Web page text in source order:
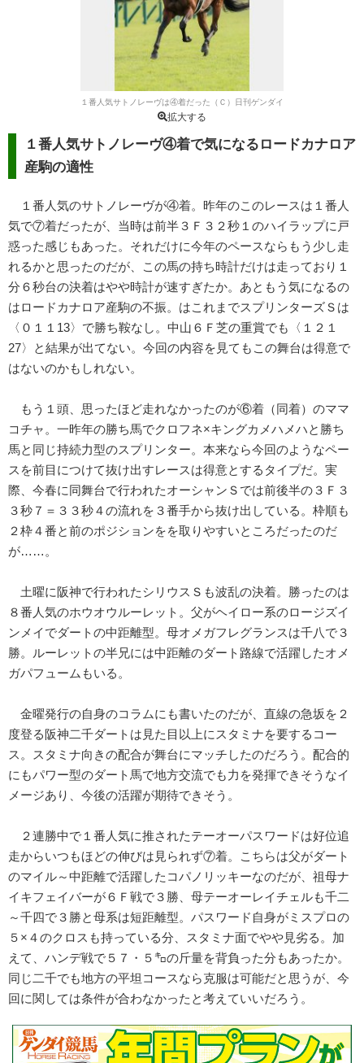
１番人気サトノレーヴは④着だった（Ｃ）日刊ゲンダイ
拡大する
１番人気サトノレーヴ④着で気になるロードカナロア
産駒の適性
１番人気のサトノレーヴが④着。昨年のこのレースは１番人
気で⑦着だったが、当時は前半３Ｆ３２秒１のハイラップに戸
惑った感じもあった。それだけに今年のペースならもう少し走
れるかと思ったのだが、この馬の持ち時計だけは走っており１
分６秒台の決着はやや時計が速すぎたか。あともう気になるの
はロードカナロア産駒の不振。はこれまでスプリンターズＳは
〈０１１13〉で勝ち鞍なし。中山６Ｆ芝の重賞でも〈１２１
27〉と結果が出てない。今回の内容を見てもこの舞台は得意で
はないのかもしれない。
もう１頭、思ったほど走れなかったのが⑥着（同着）のママ
コチャ。一昨年の勝ち馬でクロフネ×キングカメハメハと勝ち
馬と同じ持続力型のスプリンター。本来なら今回のようなペー
スを前目につけて抜け出すレースは得意とするタイプだ。実
際、今春に同舞台で行われたオーシャンＳでは前後半の３Ｆ３
３秒７＝３３秒４の流れを３番手から抜け出している。枠順も
２枠４番と前のポジションをを取りやすいところだったのだ
が……。
土曜に阪神で行われたシリウスＳも波乱の決着。勝ったのは
８番人気のホウオウルーレット。父がヘイロー系のロージズイ
ンメイでダートの中距離型。母オメガフレグランスは千八で３
勝。ルーレットの半兄には中距離のダート路線で活躍したオメ
ガパフュームもいる。
金曜発行の自身のコラムにも書いたのだが、直線の急坂を２
度登る阪神二千ダートは見た目以上にスタミナを要するコー
ス。スタミナ向きの配合が舞台にマッチしたのだろう。配合的
にもパワー型のダート馬で地方交流でも力を発揮できそうなイ
メージあり、今後の活躍が期待できそう。
２連勝中で１番人気に推されたテーオーパスワードは好位追
走からいつもほどの伸びは見られず⑦着。こちらは父がダート
のマイル～中距離で活躍したコパノリッキーなのだが、祖母ナ
イキフェイバーが６Ｆ戦で３勝、母テーオーレイチェルも千二
～千四で３勝と母系は短距離型。パスワード自身がミスプロの
５×４のクロスも持っている分、スタミナ面でやや見劣る。加
えて、ハンデ戦で５７・５㌔の斤量を背負った分もあったか。
同じ二千でも地方の平坦コースなら克服は可能だと思うが、今
回に関しては条件が合わなかったと考えていいだろう。